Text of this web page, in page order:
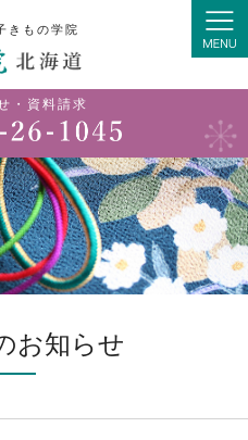
きもの学院
・資料請求
お知らせ